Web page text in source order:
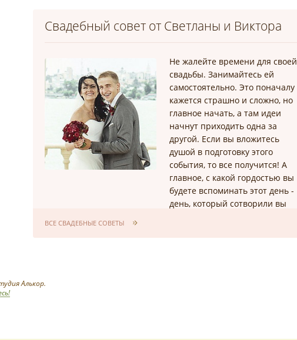
Свадебный совет от Светланы и Виктора
Не жалейте времени для своей
свадьбы. Занимайтесь ей
самостоятельно. Это поначалу
кажется страшно и сложно, но
главное начать, а там идеи
начнут приходить одна за
другой. Если вы вложитесь
душой в подготовку этого
события, то все получится! А
главное, с какой гордостью вы
будете вспоминать этот день -
день, который сотворили вы
ВСЕ СВАДЕБНЫЕ СОВЕТЫ
Алькор.